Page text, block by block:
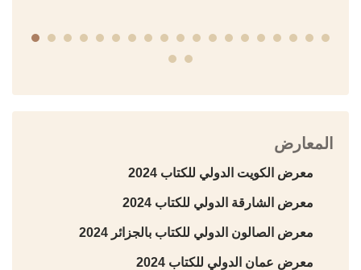
المعارض
معرض الكويت الدولي للكتاب 2024
معرض الشارقة الدولي للكتاب 2024
معرض الصالون الدولي للكتاب بالجزائر 2024
معرض عمان الدولي للكتاب 2024